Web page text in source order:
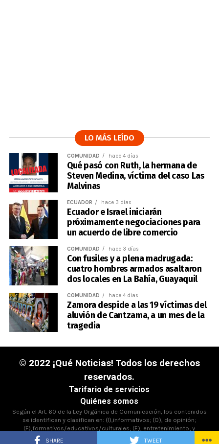
SHARE TWEET
LO MÁS LEÍDO
COMUNIDAD hace 4 días
Qué pasó con Ruth, la hermana de
Steven Medina, víctima del caso Las
Malvinas
ECUADOR hace 3 días
Ecuador e Israel iniciarán
próximamente negociaciones para
un acuerdo de libre comercio
COMUNIDAD hace 3 días
Con fusiles y a plena madrugada:
cuatro hombres armados asaltaron
dos locales en La Bahía, Guayaquil
COMUNIDAD hace 4 días
Zamora despide a las 19 víctimas del
aluvión de Cantzama, a un mes de la
tragedia
© 2022 ¡Qué Noticias! Todos los derechos
reservados.
Tarifario de servicios
Quiénes somos
Según el Art. 60 de la Ley Orgánica de Comunicación, los contenidos
se identifican y clasifican en: (I),informativos; (O), de opinión;
(F),formativos/educativos/culturales; (E), entretenimiento; y
(D),deportivos.